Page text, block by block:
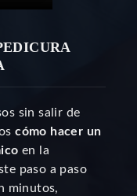
sin salir de
cómo hacer un
en la
paso a paso
minutos,